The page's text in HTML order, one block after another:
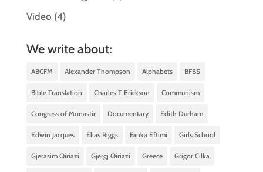
Video (4)
We write about:
ABCFM Alexander Thompson Alphabets BFBS
Bible Translation Charles T Erickson Communism
Congress of Monastir Documentary Edith Durham
Edwin Jacques Elias Riggs Fanka Eftimi Girls School
Gjerasim Qiriazi Gjergj Qiriazi Greece Grigor Cilka